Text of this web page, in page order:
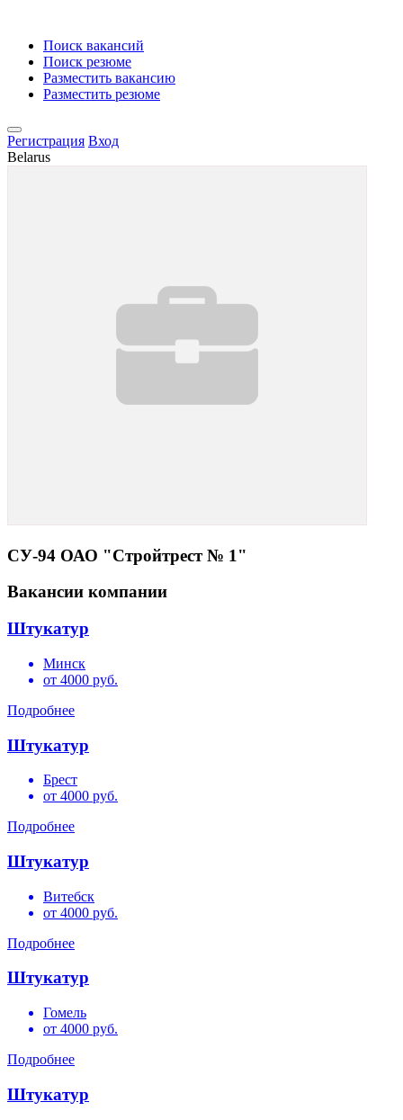
Поиск вакансий
Поиск резюме
Разместить вакансию
Разместить резюме
Регистрация Вход
Belarus
СУ-94 ОАО "Стройтрест № 1"
Вакансии компании
Штукатур
Минск
от 4000 руб.
Подробнее
Штукатур
Брест
от 4000 руб.
Подробнее
Штукатур
Витебск
от 4000 руб.
Подробнее
Штукатур
Гомель
от 4000 руб.
Подробнее
Штукатур